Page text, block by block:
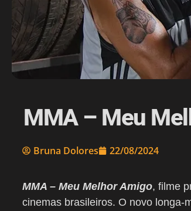
MMA – Meu
Bruna Dolores 22/08/2024
MMA – Meu Melhor Amigo, filme
cinemas brasileiros. O novo longa-